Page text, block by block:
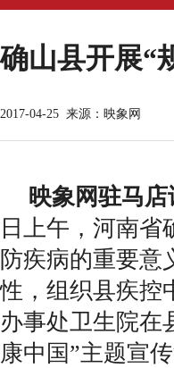
确山县开展“
2017-04-25 来源：映象网
映象网驻马
日上午，河南
防疾病的重要意
性，组织县疾控
办事处卫生院在
康中国”主题宣传